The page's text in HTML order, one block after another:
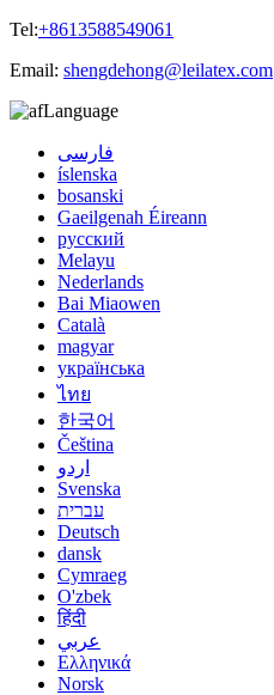
Tel:+8613588549061
Email: shengdehong@leilatex.com
Language
فارسی
íslenska
bosanski
Gaeilgenah Éireann
русский
Melayu
Nederlands
Bai Miaowen
Català
magyar
українська
ไทย
한국어
Čeština
اردو
Svenska
עברית
Deutsch
dansk
Cymraeg
O'zbek
हिंदी
عربي
Ελληνικά
Norsk